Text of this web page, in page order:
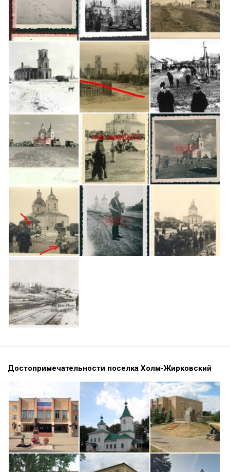
Достопримечательности поселка Холм-Жирковский